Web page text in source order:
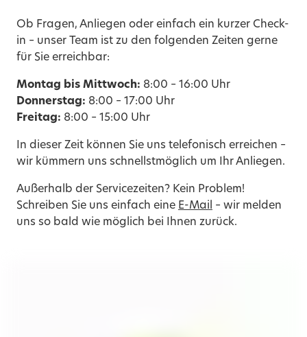
Ob Fragen, Anliegen oder einfach ein kurzer Check-
in – unser Team ist zu den folgenden Zeiten gerne
für Sie erreichbar:
Montag bis Mittwoch: 8:00 – 16:00 Uhr
Donnerstag: 8:00 – 17:00 Uhr
Freitag: 8:00 – 15:00 Uhr
In dieser Zeit können Sie uns telefonisch erreichen –
wir kümmern uns schnellstmöglich um Ihr Anliegen.
Außerhalb der Servicezeiten? Kein Problem!
Schreiben Sie uns einfach eine E-Mail
– wir melden
uns so bald wie möglich bei Ihnen zurück.